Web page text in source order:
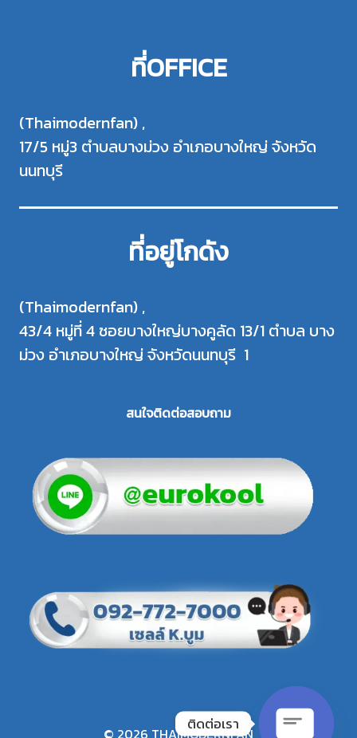
ที่OFFICE
(Thaimodernfan) ,
17/5 หมู่3 ตำบลบางม่วง อำเภอบางใหญ่ จังหวัด
นนทบุรี
ที่อยู่โกดัง
(Thaimodernfan) ,
43/4 หมู่ที่ 4 ซอยบางใหญ่บางคูลัด 13/1 ตำบล บาง
ม่วง อำเภอบางใหญ่ จังหวัดนนทบุรี 1
สนใจติดต่อสอบถาม
© 2026 THAIMODERNFAN
ติดต่อเรา